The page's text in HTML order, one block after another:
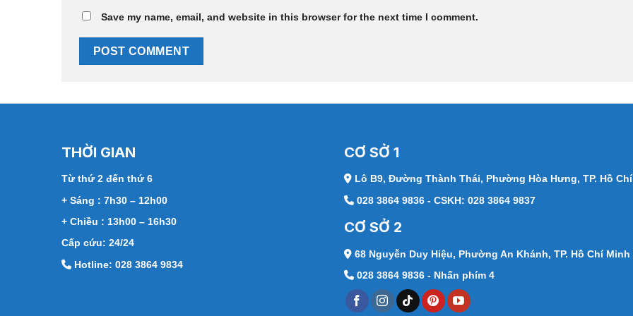
Save my name, email, and website in this browser for the next time I comment.
THỜI GIAN
Từ thứ 2 đến thứ 6
+ Sáng : 7h30 – 12h00
+ Chiều : 13h00 – 16h30
Cấp cứu: 24/24
Hotline: 028 3864 9834
CƠ SỞ 1
Lô B9, Đường Thành Thái, Phường Hòa Hưng, TP. Hồ
028 3864 9836 - CSKH: 028 3864 9837
CƠ SỞ 2
68 Nguyễn Duy Hiệu, Phường An Khánh, TP. Hồ Chí Minh
028 3864 9836 - Nhấn phím 4